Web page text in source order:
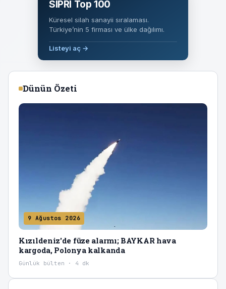
SIPRI Top 100
Küresel silah sanayii sıralaması.
Türkiye’nin 5 firması ve ülke dağılımı.
Listeyi aç →
Dünün Özeti
9 Ağustos 2026
Kızıldeniz'de füze alarmı; BAYKAR hava
kargoda, Polonya kalkanda
Günlük bülten · 4 dk